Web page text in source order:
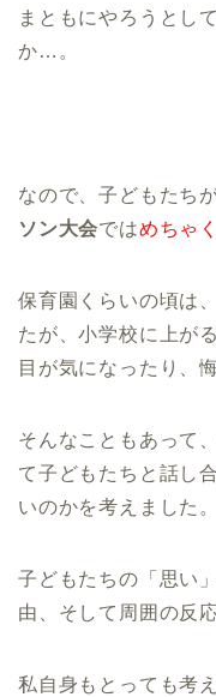
まともにやろうとし
か…。
なので、子どもたち
ソン大会ではめちゃ
保育園くらいの頃は
たが、小学校に上が
目が気になったり、
そんなこともあって
て子どもたちと話し
いのかを考えました。
子どもたちの「思い
由、そして周囲の反
私自身もとっても考